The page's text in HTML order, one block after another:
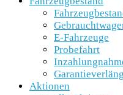
E-Fahrzeuge
Probefahrt
Aktionen